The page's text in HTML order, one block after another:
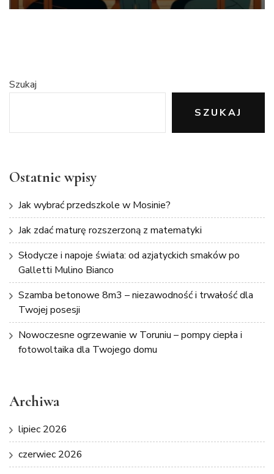
Szukaj
SZUKAJ
Ostatnie wpisy
Jak wybrać przedszkole w Mosinie?
Jak zdać maturę rozszerzoną z matematyki
Słodycze i napoje świata: od azjatyckich smaków po
Galletti Mulino Bianco
Szamba betonowe 8m3 – niezawodność i trwałość dla
Twojej posesji
Nowoczesne ogrzewanie w Toruniu – pompy ciepła i
fotowoltaika dla Twojego domu
Archiwa
lipiec 2026
czerwiec 2026